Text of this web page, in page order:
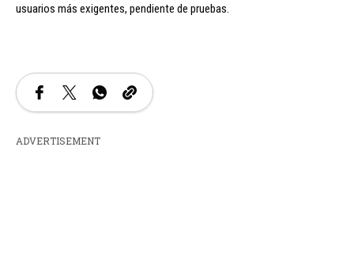
usuarios más exigentes, pendiente de pruebas.
ADVERTISEMENT